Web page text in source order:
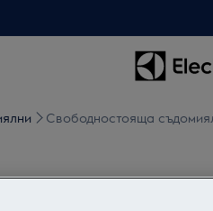
Свoбодностояща